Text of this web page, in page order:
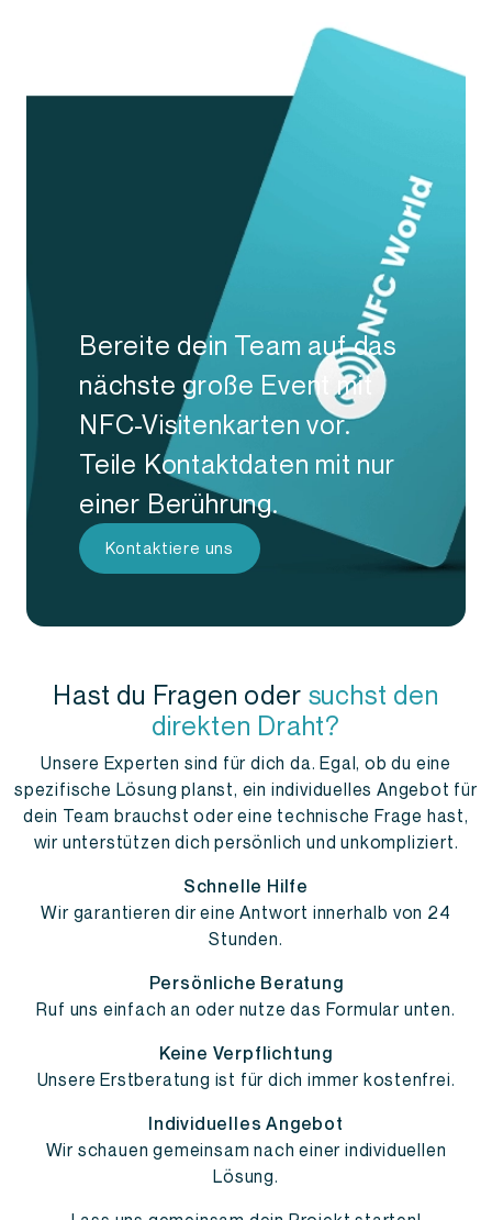
Bereite dein Team auf das
nächste große Event mit
NFC-Visitenkarten vor.
Teile Kontaktdaten mit nur
einer Berührung.
Kontaktiere uns
Hast du Fragen oder suchst den
direkten Draht?
Unsere Experten sind für dich da. Egal, ob du eine
spezifische Lösung planst, ein individuelles Angebot für
dein Team brauchst oder eine technische Frage hast,
wir unterstützen dich persönlich und unkompliziert.
Schnelle Hilfe
Wir garantieren dir eine Antwort innerhalb von 24
Stunden.
Persönliche Beratung
Ruf uns einfach an oder nutze das Formular unten.
Keine Verpflichtung
Unsere Erstberatung ist für dich immer kostenfrei.
Individuelles Angebot
Wir schauen gemeinsam nach einer individuellen
Lösung.